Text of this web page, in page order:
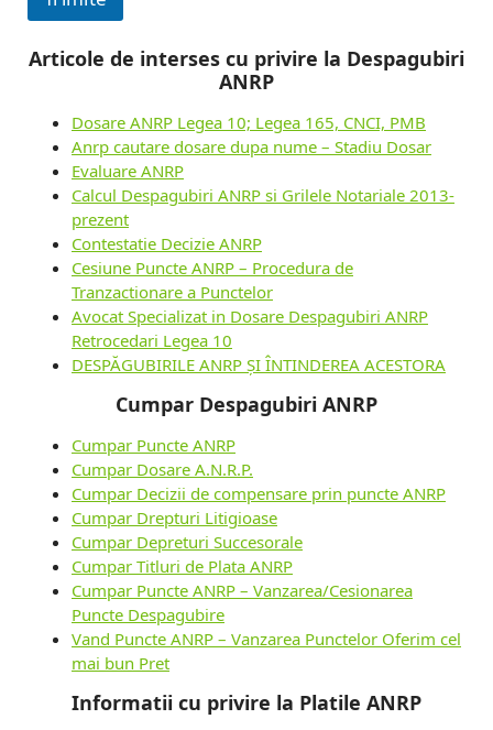
Articole de interses cu privire la Despagubiri
ANRP
Dosare ANRP Legea 10; Legea 165, CNCI, PMB
Anrp cautare dosare dupa nume – Stadiu Dosar
Evaluare ANRP
Calcul Despagubiri ANRP si Grilele Notariale 2013-
prezent
Contestatie Decizie ANRP
Cesiune Puncte ANRP – Procedura de
Tranzactionare a Punctelor
Avocat Specializat in Dosare Despagubiri ANRP
Retrocedari Legea 10
DESPĂGUBIRILE ANRP ȘI ÎNTINDEREA ACESTORA
Cumpar Despagubiri ANRP
Cumpar Puncte ANRP
Cumpar Dosare A.N.R.P.
Cumpar Decizii de compensare prin puncte ANRP
Cumpar Drepturi Litigioase
Cumpar Depreturi Succesorale
Cumpar Titluri de Plata ANRP
Cumpar Puncte ANRP – Vanzarea/Cesionarea
Puncte Despagubire
Vand Puncte ANRP – Vanzarea Punctelor Oferim cel
mai bun Pret
Informatii cu privire la Platile ANRP